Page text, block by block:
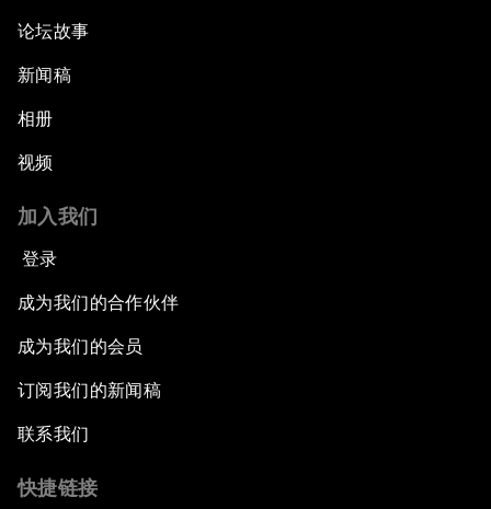
论坛故事
新闻稿
相册
视频
加入我们
登录
成为我们的合作伙伴
成为我们的会员
订阅我们的新闻稿
联系我们
快捷链接